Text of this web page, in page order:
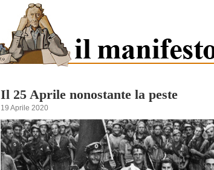
Il 25 Aprile nonostante la peste
19 Aprile 2020